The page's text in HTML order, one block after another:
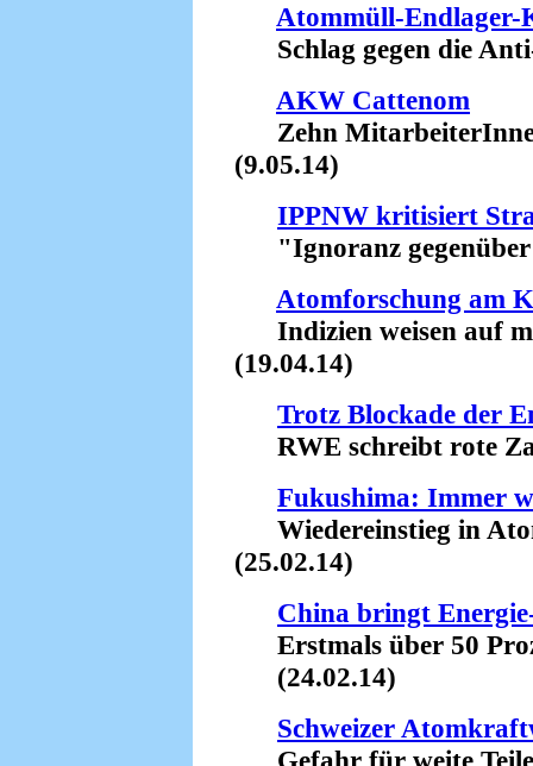
Atommüll-Endlager-
Schlag gegen die
AKW Cattenom
Zehn
(9.05.14)
IPPNW kritisiert
"Ignoranz gegenüber
Atomforschung am
Indizien weisen auf
(19.04.14)
Trotz Blockade der
RWE schreibt rote
Fukushima: Immer
Wiedereinstieg in
(25.02.14)
China bringt
Erstmals über 50
(24.02.14)
Schweizer